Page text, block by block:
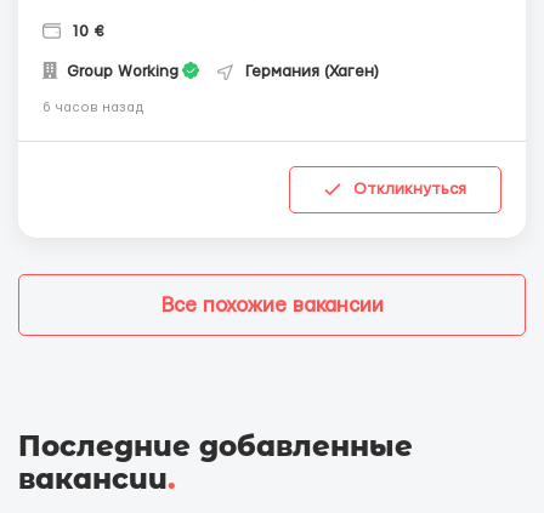
10 €
Group Working Германия (Хаген)
6 часов назад
Откликнуться
Все похожие вакансии
Последние добавленные
вакансии.